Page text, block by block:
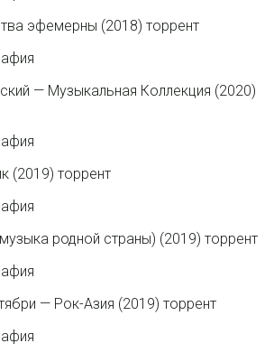
эфемерны (2018) торрент
— Музыкальная Коллекция (2020)
(2019) торрент
родной страны) (2019) торрент
— Рок-Азия (2019) торрент